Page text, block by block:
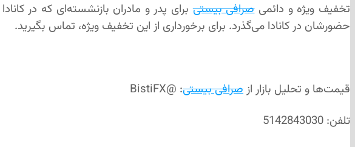
تخفیف ویژه و دائمی صرافی بیستی برای پدر و مادران بازنشسته‌ای که در
حضورشان در کانادا می‌گذرد. برای برخورداری از این تخفیف ویژه، تماس بگیرید.
قیمت‌ها و تحلیل بازار ازصرافی بیستی:
@
BistiFX
تلفن: 5142843030